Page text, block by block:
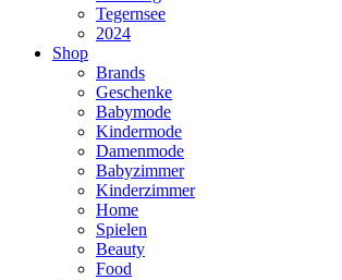
Tegernsee
2024
Shop
Brands
Geschenke
Babymode
Kindermode
Damenmode
Babyzimmer
Kinderzimmer
Home
Spielen
Beauty
Food